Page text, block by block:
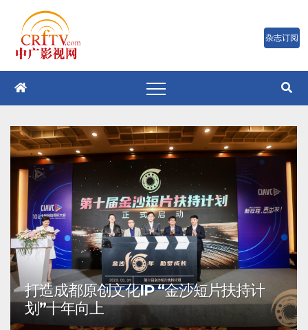
容
打造成都原创文化IP “金沙短片扶持计
划”十年向上